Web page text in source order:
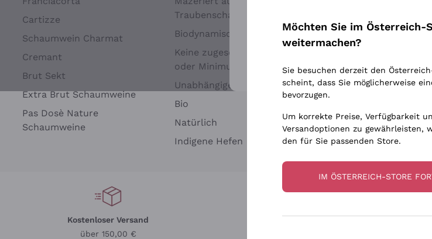
Cartizze
Schaumwein Charmat
Cremant
Brut Sekt
Extra Brut Schaumweine
Pas Dosè Nature
Schaumweine
Traubenschalen
Biodynamisch
Keine zugesetzten Sulfite
oder Minimum
Unabhängige Weinbauern
Bio
Natürlich
Indigene Hefen
Occhipinti Arianna
Biondi Santi
Argiolas
Zenato
Ca' dei Frati
Kostenloser Versand
über 150,00 €
Weitere Informationen finden Sie in unserem
Möchten Sie im Österreich-
weitermachen?
Sie besuchen derzeit den
scheint, dass Sie möglicherweise
bevorzugen.
Um korrekte Preise, Verfügbarkeit
Versandoptionen zu gewährleisten,
den für Sie passenden Store.
IM ÖSTERREICH-STORE